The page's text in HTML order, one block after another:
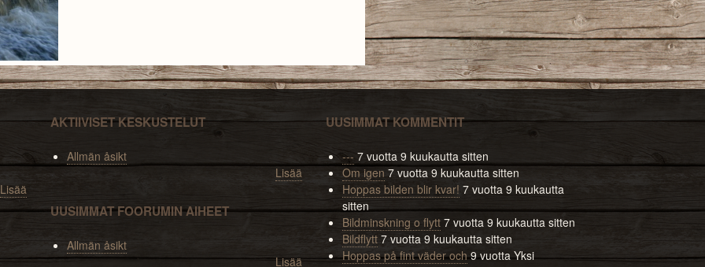
Lisää
AKTIIVISET KESKUSTELUT
Allmän åsikt
Lisää
UUSIMMAT FOORUMIN AIHEET
Allmän åsikt
Lisää
UUSIMMAT KOMMENTIT
--- 7 vuotta 9 kuukautta sitten
Om igen 7 vuotta 9 kuukautta sitten
Hoppas bilden blir kvar! 7 vuotta 9 kuukautta
sitten
Bildminskning o flytt 7 vuotta 9 kuukautta sitten
Bildflytt 7 vuotta 9 kuukautta sitten
Hoppas på fint väder och 9 vuotta Yksi